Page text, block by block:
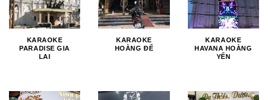
KARAOKE
PARADISE GIA
LAI
KARAOKE
HOÀNG ĐẾ
KARAOKE
HAVANA HOÀNG
YẾN